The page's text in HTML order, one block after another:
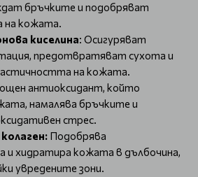
бръчките и подобряват
кожата.
киселина: Осигуряват
предотвратяват сухота и
на кожата.
антиоксидант, който
намалява бръчките и
стрес.
Подобрява
и хидратира кожата в дълбочина,
увредените зони.